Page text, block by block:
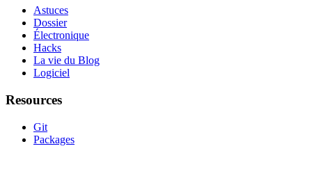
Astuces
Dossier
Électronique
Hacks
La vie du Blog
Logiciel
Resources
Git
Packages